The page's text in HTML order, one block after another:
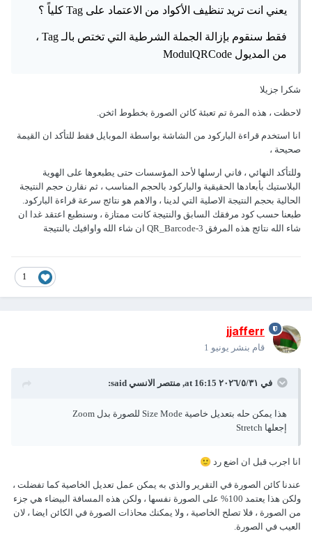
يعني انت تريد تنظيف الأكواد من الاعتماد على Tag كلياً ؟
فقط سنقوم بإزالة الجملة الشرطية التي تختص بالـ Tag ،
من المديول ModulQRCode
شكرا جزيلا
لاحظت ، هذه المرة تم تعبئة كائن الصورة بخطوط اثخن.
انا استخدم قراءة الباركود من الشاشة بواسطة الموبايل فقط للتأكد ان القيمة
صحيحة ،
وللتأكد النهائي ، فاني ارسلها لأحد المؤسسات حتى يطبعوها على الهوية
البلاستيك بأبعادها الحقيقية والباركود بالحجم المناسب ، ثم نقارن حجم النتيجة
الحالية بحجم النتيجة الاصلية التي لدينا ، والاهم هو نتائج سرعة قراءة الباركود.
طبعنا حسب كود مرفقك السابق والنتيجة كانت ممتازة ، وسنطبع اعتقد غدا ان
شاء الله نتائج هذه المرفق QR_Barcode-3 ان شاء الله واوافيك بالنتيجة
jjafferr
قام بنشر يونيو 1
في ٣١‏/٥‏/٢٠٢٦ at 16:15, منتصر الانسي said:
هذا يمكن حله بتعديل خاصية Size Mode للصورة بدل Zoom
إجعلها Stretch
انا اجرب قبل ان اضع رد 🙂
عندنا كائن الصورة في التقرير والذي به يمكن عمل تعديل الخاصية كما تفضلت ،
ولكن هذا يعتمد 100% على الصورة نفسها ، ولكن هذه المسافة البيضاء هي جزء
من الصورة ، فلا تصلح الخاصية ، ولا يمكنك محاذات الصورة في الكائن ايضا ، لان
العيب في الصورة.